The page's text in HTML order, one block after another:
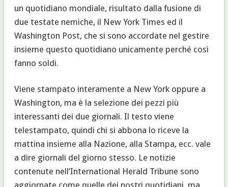
un quotidiano mondiale, risultato dalla fusione di
due testate nemiche, il New York Times ed il
Washington Post, che si sono accordate nel gestire
insieme questo quotidiano unicamente perché così
fanno soldi.
Viene stampato interamente a New York oppure a
Washington, ma è la selezione dei pezzi più
interessanti dei due giornali. Il testo viene
telestampato, quindi chi si abbona lo riceve la
mattina insieme alla Nazione, alla Stampa, ecc. vale
a dire giornali del giorno stesso. Le notizie
contenute nell’International Herald Tribune sono
aggiornate come quelle dei nostri quotidiani, ma